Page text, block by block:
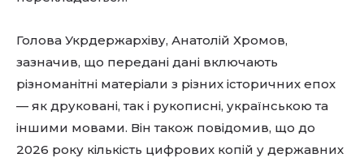
Голова Укрдержархіву, Анатолій Хромов,
зазначив, що передані дані включають
різноманітні матеріали з різних історичних епох
— як друковані, так і рукописні, українською та
іншими мовами. Він також повідомив, що до
2026 року кількість цифрових копій у державних